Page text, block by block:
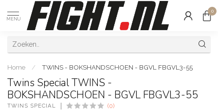
MENU
0
Home / TWINS - BOKSHANDSCHOEN - BGVL FBGVL3-55
Twins Special TWINS -
BOKSHANDSCHOEN - BGVL FBGVL3-55
TWINS SPECIAL (0)